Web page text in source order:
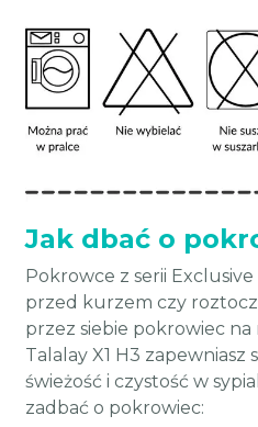
Jak dbać o
Pokrowce z serii
przed kurzem czy
przez siebie pokrowiec
Talalay X1 H3 zapewniasz
świeżość i czystość w
zadbać o pokrowiec: